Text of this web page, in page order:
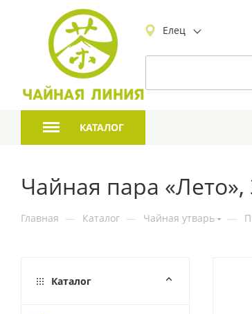
Елец
КАТАЛОГ
Чайная пара «Лето»,
Главная — Каталог — Чайная утварь —
Каталог